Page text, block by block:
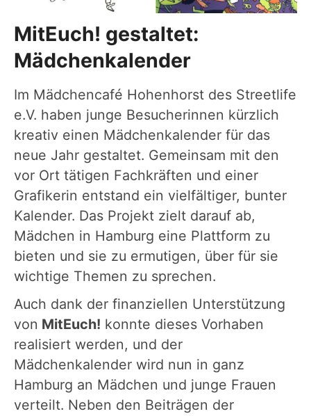
MitEuch! gestaltet:
Mädchenkalender
Im Mädchencafé Hohenhorst des Streetlife
e.V. haben junge Besucherinnen kürzlich
kreativ einen Mädchenkalender für das
neue Jahr gestaltet. Gemeinsam mit den
vor Ort tätigen Fachkräften und einer
Grafikerin entstand ein vielfältiger, bunter
Kalender. Das Projekt zielt darauf ab,
Mädchen in Hamburg eine Plattform zu
bieten und sie zu ermutigen, über für sie
wichtige Themen zu sprechen.
Auch dank der finanziellen Unterstützung
von MitEuch! konnte dieses Vorhaben
realisiert werden, und der
Mädchenkalender wird nun in ganz
Hamburg an Mädchen und junge Frauen
verteilt. Neben den Beiträgen der